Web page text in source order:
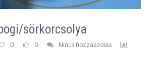
sörkorcsolya
0 0
Nincs hozzászólás